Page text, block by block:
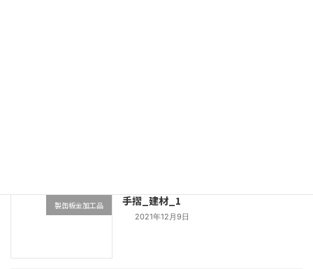
製缶板金加工品 手摺_建材_1
2021年12月9日